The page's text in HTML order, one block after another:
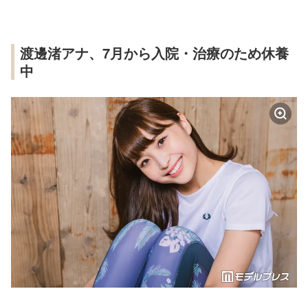
渡邊渚アナ、7月から入院・治療のため休養
中